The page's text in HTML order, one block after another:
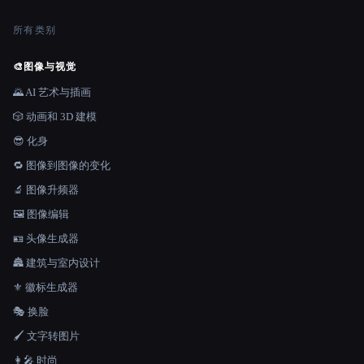
所有类别
🎨 图像与视觉
🌄 AI 艺术与插画
🎲 动画和 3D 建模
😎 化身
🔁 图像到图像的变化
🔬 图像升频器
🖼️ 图像编辑
🪪 头像生成器
🏯 建筑与室内设计
⚜️ 徽标生成器
🎭 换脸
🖌️ 文字转图片
👩‍🎤 时尚